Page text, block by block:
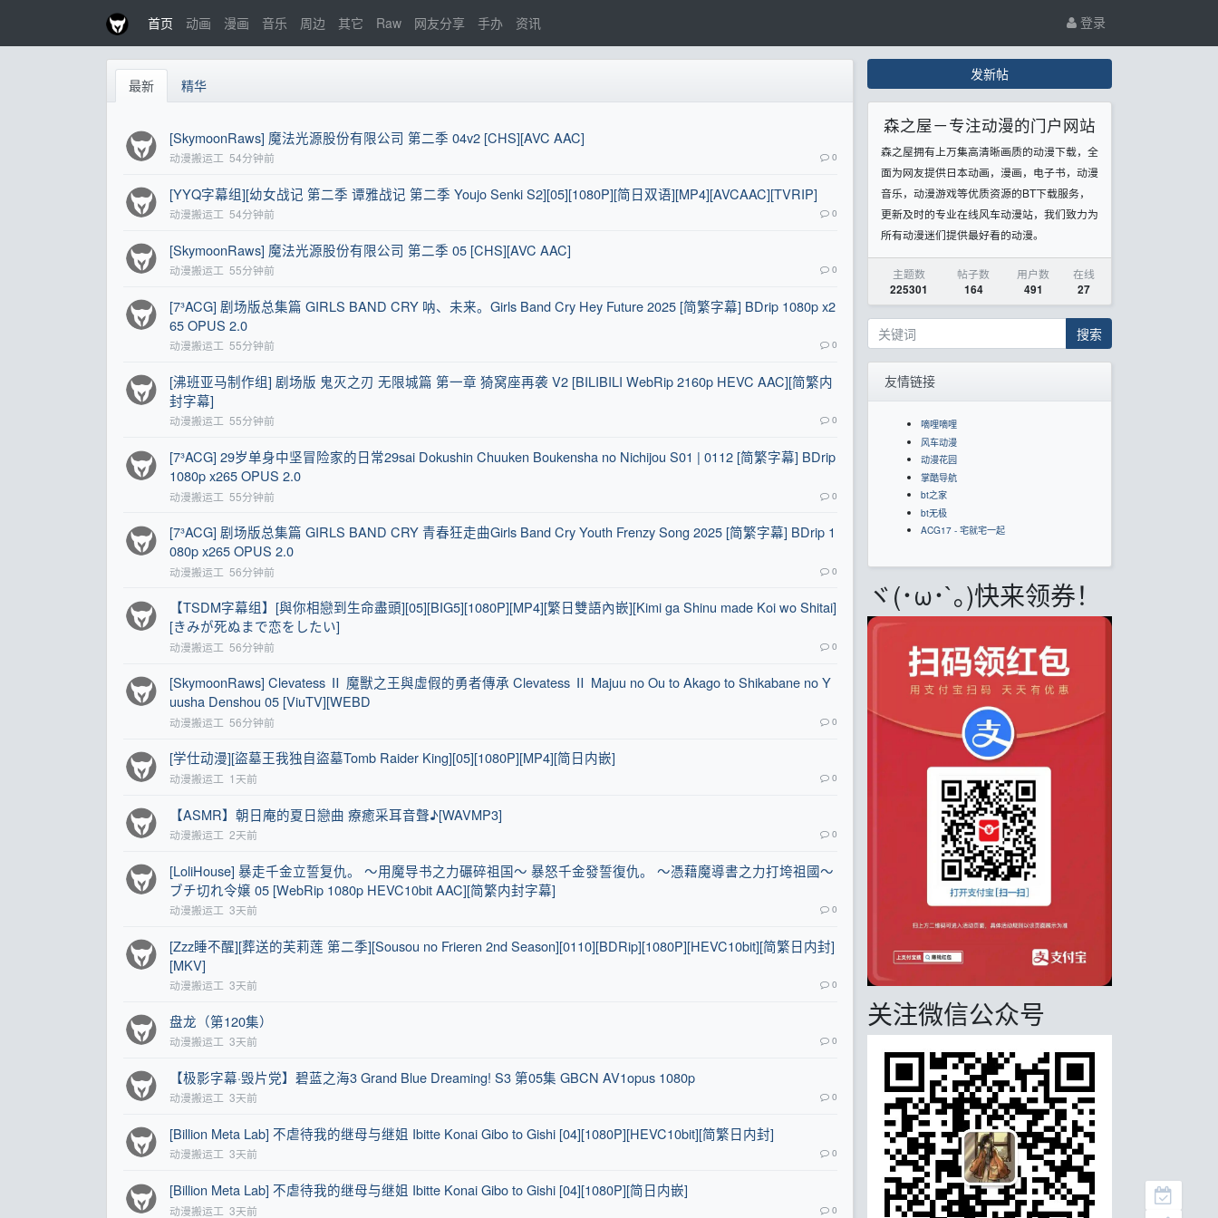
首页 动画 漫画 音乐 周边 其它 Raw 网友分享 手办 资讯 登录
最新 精华
[SkymoonRaws] 魔法光源股份有限公司 第二季 04v2 [CHS][AVC AAC]
动漫搬运工 54分钟前 0
[YYQ字幕组][幼女战记 第二季 谭雅战记 第二季 Youjo Senki S2][05][1080P][简日双语][MP4][AVCAAC][TVRIP]
动漫搬运工 54分钟前 0
[SkymoonRaws] 魔法光源股份有限公司 第二季 05 [CHS][AVC AAC]
动漫搬运工 55分钟前 0
[7³ACG] 剧场版总集篇 GIRLS BAND CRY 呐、未来。Girls Band Cry Hey Future 2025 [简繁字幕] BDrip 1080p x2
65 OPUS 2.0
动漫搬运工 55分钟前 0
[沸班亚马制作组] 剧场版 鬼灭之刃 无限城篇 第一章 猗窝座再袭 V2 [BILIBILI WebRip 2160p HEVC AAC][简繁内
封字幕]
动漫搬运工 55分钟前 0
[7³ACG] 29岁单身中坚冒险家的日常29sai Dokushin Chuuken Boukensha no Nichijou S01 | 0112 [简繁字幕] BDrip
1080p x265 OPUS 2.0
动漫搬运工 55分钟前 0
[7³ACG] 剧场版总集篇 GIRLS BAND CRY 青春狂走曲Girls Band Cry Youth Frenzy Song 2025 [简繁字幕] BDrip 1
080p x265 OPUS 2.0
动漫搬运工 56分钟前 0
【TSDM字幕组】[與你相戀到生命盡頭][05][BIG5][1080P][MP4][繁日雙語內嵌][Kimi ga Shinu made Koi wo Shitai]
[きみが死ぬまで恋をしたい]
动漫搬运工 56分钟前 0
[SkymoonRaws] Clevatess Ⅱ 魔獸之王與虛假的勇者傳承 Clevatess Ⅱ Majuu no Ou to Akago to Shikabane no Y
uusha Denshou 05 [ViuTV][WEBD
动漫搬运工 56分钟前 0
[学仕动漫][盜墓王我独自盜墓Tomb Raider King][05][1080P][MP4][简日内嵌]
动漫搬运工 1天前 0
【ASMR】朝日庵的夏日戀曲 療癒采耳音聲♪[WAVMP3]
动漫搬运工 2天前 0
[LoliHouse] 暴走千金立誓复仇。 ～用魔导书之力碾碎祖国～ 暴怒千金發誓復仇。 ～憑藉魔導書之力打垮祖國～
ブチ切れ令嬢 05 [WebRip 1080p HEVC10bit AAC][简繁内封字幕]
动漫搬运工 3天前 0
[Zzz睡不醒][葬送的芙莉莲 第二季][Sousou no Frieren 2nd Season][0110][BDRip][1080P][HEVC10bit][简繁日内封]
[MKV]
动漫搬运工 3天前 0
盘龙（第120集）
动漫搬运工 3天前 0
【极影字幕·毁片党】碧蓝之海3 Grand Blue Dreaming! S3 第05集 GBCN AV1opus 1080p
动漫搬运工 3天前 0
[Billion Meta Lab] 不虐待我的继母与继姐 Ibitte Konai Gibo to Gishi [04][1080P][HEVC10bit][简繁日内封]
动漫搬运工 3天前 0
[Billion Meta Lab] 不虐待我的继母与继姐 Ibitte Konai Gibo to Gishi [04][1080P][简日内嵌]
动漫搬运工 3天前 0
发新帖
森之屋－专注动漫的门户网站
森之屋拥有上万集高清晰画质的动漫下载，全
面为网友提供日本动画，漫画，电子书，动漫
音乐，动漫游戏等优质资源的BT下载服务，
更新及时的专业在线风车动漫站，我们致力为
所有动漫迷们提供最好看的动漫。
主题数
225301
帖子数
164
用户数
491
在线
27
搜索
友情链接
嘀哩嘀哩
风车动漫
动漫花园
掌酷导航
bt之家
bt无极
ACG17 - 宅就宅一起
ヾ(･ω･`｡)快来领券！
关注微信公众号